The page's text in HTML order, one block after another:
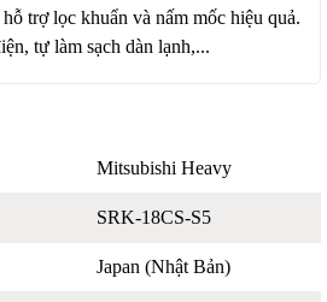
trợ lọc khuẩn và nấm mốc hiệu quả.
tự làm sạch dàn lạnh,...
Mitsubishi Heavy
SRK-18CS-S5
Japan (Nhật Bản)